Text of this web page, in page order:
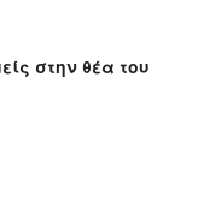
στην θέα του